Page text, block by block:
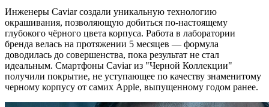
Инженеры Caviar создали уникальную технологию
окрашивания, позволяющую добиться по-настоящему
глубокого чёрного цвета корпуса. Работа в лаборатории
бренда велась на протяжении 5 месяцев — формула
доводилась до совершенства, пока результат не стал
идеальным. Смартфоны Caviar из "Черной Коллекции"
получили покрытие, не уступающее по качеству знаменитому
черному корпусу от самих Apple, выпущенному годом ранее.